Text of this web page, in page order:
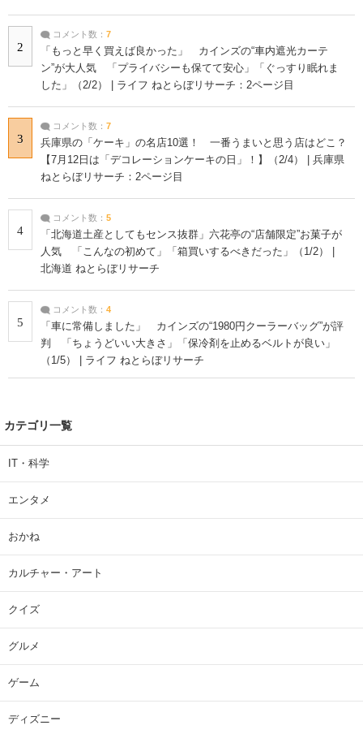
2
コメント数： 7
「もっと早く買えば良かった」 カインズの“車内遮光カーテ
ン”が大人気 「プライバシーも保てて安心」「ぐっすり眠れま
した」（2/2） | ライフ ねとらぼリサーチ：2ページ目
3
コメント数： 7
兵庫県の「ケーキ」の名店10選！ 一番うまいと思う店はどこ？
【7月12日は「デコレーションケーキの日」！】（2/4） | 兵庫県
ねとらぼリサーチ：2ページ目
4
コメント数： 5
「北海道土産としてもセンス抜群」六花亭の“店舗限定”お菓子が
人気 「こんなの初めて」「箱買いするべきだった」（1/2） |
北海道 ねとらぼリサーチ
5
コメント数： 4
「車に常備しました」 カインズの“1980円クーラーバッグ”が評
判 「ちょうどいい大きさ」「保冷剤を止めるベルトが良い」
（1/5） | ライフ ねとらぼリサーチ
カテゴリ一覧
IT・科学
エンタメ
おかね
カルチャー・アート
クイズ
グルメ
ゲーム
ディズニー